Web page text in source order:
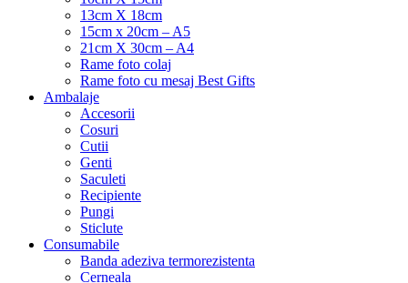
13cm X 18cm
15cm x 20cm – A5
21cm X 30cm – A4
Rame foto colaj
Rame foto cu mesaj Best Gifts
Ambalaje
Accesorii
Cosuri
Cutii
Genti
Saculeti
Recipiente
Pungi
Sticlute
Consumabile
Banda adeziva termorezistenta
Cerneala